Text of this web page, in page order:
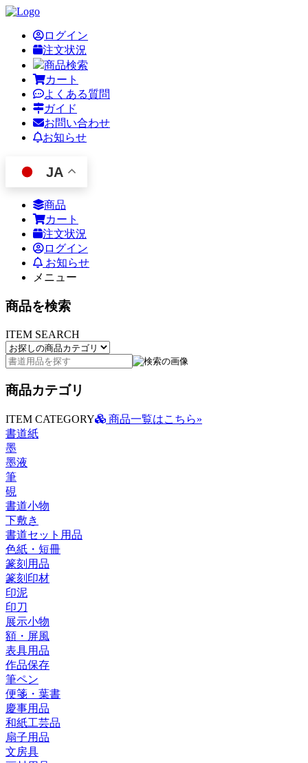
ログイン
注文状況
商品検索
カート
よくある質問
ガイド
お問い合わせ
お知らせ
JA
商品
カート
注文状況
ログイン
お知らせ
メニュー
商品を検索
ITEM SEARCH
商品カテゴリ
ITEM CATEGORY
商品一覧はこちら»
書道紙
墨
墨液
筆
硯
書道小物
下敷き
書道セット用品
色紙・短冊
篆刻用品
篆刻印材
印泥
印刀
展示小物
額・屏風
表具用品
作品保存
筆ペン
便箋・葉書
慶事用品
和紙工芸品
扇子用品
文房具